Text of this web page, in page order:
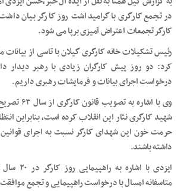
در تجمع کارگری با گرامیداشت روز کارگر بیان
کارگر تجمعات اعتراض آمیزی برپا می شود.
رئیس تشکیلات خانه کارگری گیلان با تاسی از
کرد: دو روز پیش کارگران زیادی با رهبر دیدار
درخواست اجرای بیانات و فرمایشات رهبری داریم.
شهید کارگری نثار این انقلاب کرده است، بنابراین
حرمت خون این شهدای کارگر نسبت به اجرای قوانین
داشته باشند‌.
ایزدی با
متاسفانه امسال با درخواست راهپیمایی و تجمع